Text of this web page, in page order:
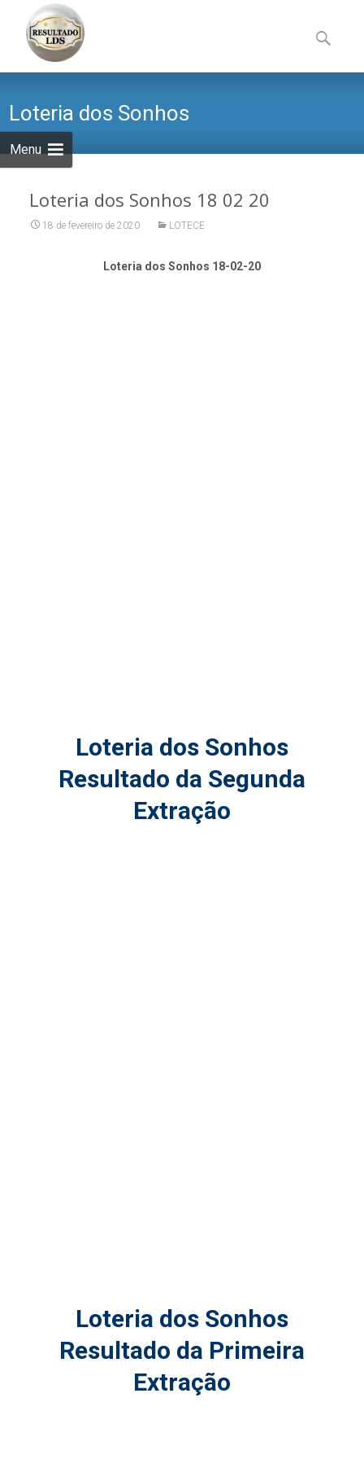
Menu
to
content
por:
Loteria dos Sonhos
Loteria dos Sonhos 18 02 20
18 de fevereiro de 2020 LOTECE
Loteria dos Sonhos 18-02-20
Loteria dos Sonhos
Resultado da Segunda
Extração
Loteria dos Sonhos
Resultado da Primeira
Extração